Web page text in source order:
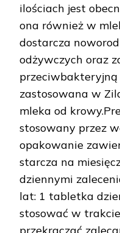
ilościach jest
ona również w
dostarcza
odżywczych oraz
przeciwbakteryjną
zastosowana w
mleka od
stosowany przez
opakowanie
starcza na
dziennymi
lat: 1 tabletka
stosować w
przekraczać